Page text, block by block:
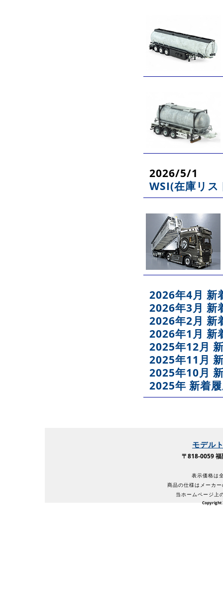
2026/5/1
WSI(在庫リス
2026年4月 新
2026年3月 新
2026年2月 新
2026年1月 新
2025年12月
2025年11月
2025年10月
2025年 新着
モデル
〒818-0059
表示価格は
商品の仕様はメーカ
当ホームページ上
Copyright